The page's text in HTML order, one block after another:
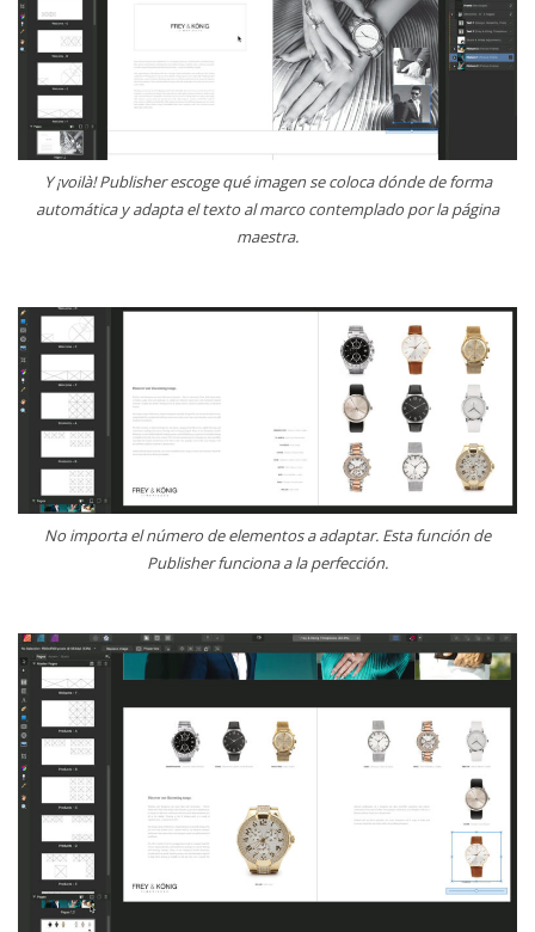
Y ¡voilà! Publisher escoge qué imagen se coloca dónde de forma
automática y adapta el texto al marco contemplado por la página
maestra.
No importa el número de elementos a adaptar. Esta función de
Publisher funciona a la perfección.